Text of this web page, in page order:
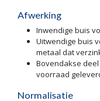
Afwerking
Inwendige buis
Uitwendige buis
metaal dat
Bovendakse deel
voorraad
Normalisatie